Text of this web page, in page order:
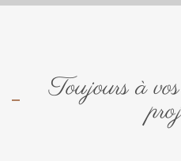
Toujours à